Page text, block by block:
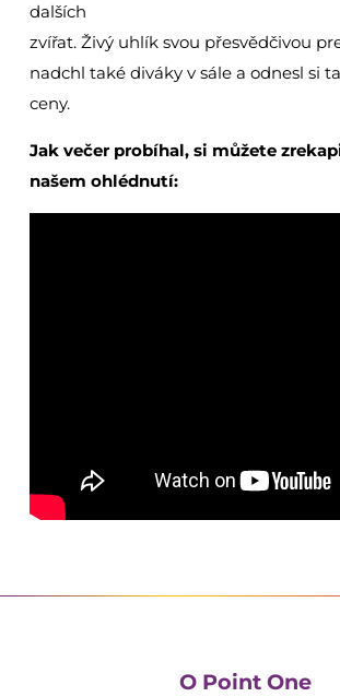
dalších
zvířat. Živý uhlík svou přesvědčivou
nadchl také diváky v sále a odnesl si
ceny.
Jak večer probíhal, si můžete
našem ohlédnutí:
O Point One